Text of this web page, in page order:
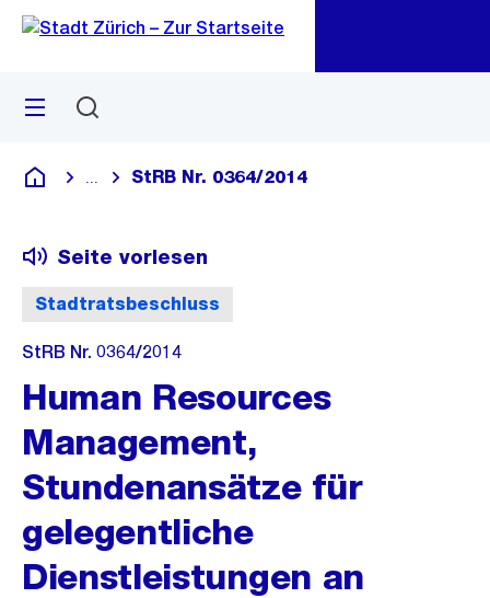
Navigation
Sprunglink
Menü
Deutsch
Blende alle Breadcrumbs ein
StRB Nr. 0364/2014
Stadtratsbeschluss
Seite vorlesen
StRB Nr. 0364/2014
Human Resources
Management,
Stundenansätze für
gelegentliche
Dienstleistungen an